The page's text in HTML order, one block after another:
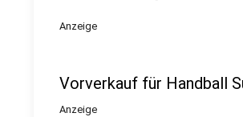
Anzeige
Vorverkauf für Handball
Anzeige